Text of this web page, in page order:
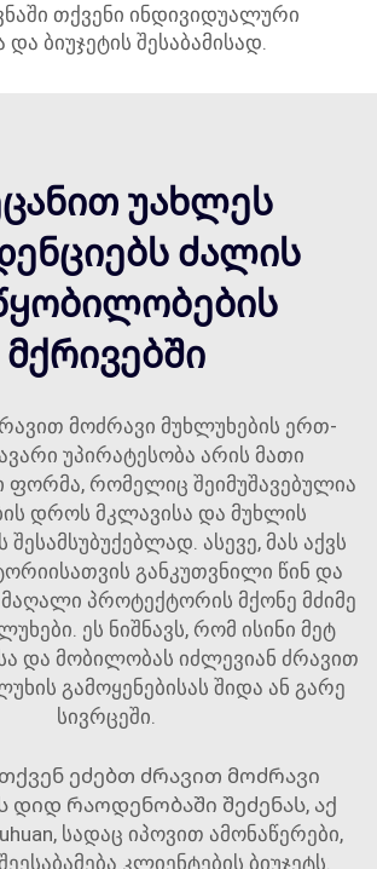
თქვენი ინდივიდუალური
და ბიუჯეტის შესაბამისად.
უახლეს
ძალის
მქრივებში
მოძრავი მუხლუხების ერთ-
უპირატესობა არის მათი
რომელიც შეიმუშავებულია
დროს მკლავისა და მუხლის
ასევე, მას აქვს
განკუთვნილი წინ და
მაღალი პროტექტორის მქონე მძიმე
ეს ნიშნავს, რომ ისინი მეტ
და მობილობას იძლევიან ძრავით
გამოყენებისას შიდა ან გარე
სივრცეში.
ეძებთ ძრავით მოძრავი
დიდ რაოდენობაში შეძენას, აქ
სადაც იპოვით ამონაწერები,
კლიენტების ბიუჯეტს.